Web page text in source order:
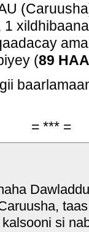
(89
= *** =
si